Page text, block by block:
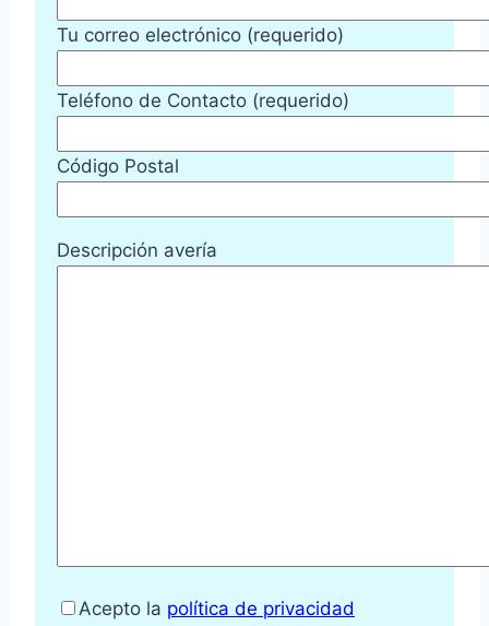
Tu correo electrónico (requerido)
Teléfono de Contacto (requerido)
Código Postal
Descripción avería
Acepto la política de privacidad